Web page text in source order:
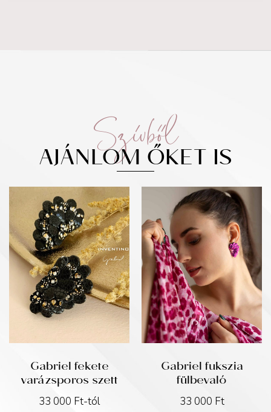
Szívből
AJÁNLOM ŐKET IS
Gabriel fekete
varázsporos szett
33 000 Ft-tól
Gabriel fukszia
fülbevaló
33 000 Ft